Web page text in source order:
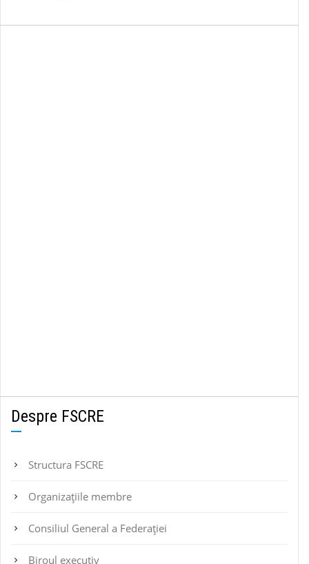
Despre FSCRE
Structura FSCRE
Organizațiile membre
Consiliul General a Federației
Biroul executiv